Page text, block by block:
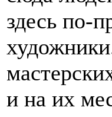
здесь по-
и на их